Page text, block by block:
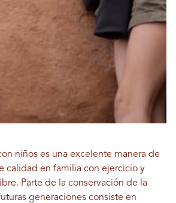
niños es una excelente manera de
calidad en familia con ejercicio y
Parte de la conservación de la
generaciones consiste en